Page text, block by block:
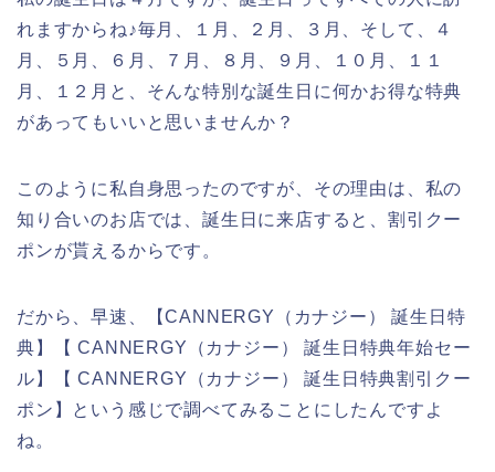
れますからね♪毎月、１月、２月、３月、そして、４
月、５月、６月、７月、８月、９月、１０月、１１
月、１２月と、そんな特別な誕生日に何かお得な特典
があってもいいと思いませんか？
このように私自身思ったのですが、その理由は、私の
知り合いのお店では、誕生日に来店すると、割引クー
ポンが貰えるからです。
だから、早速、【CANNERGY（カナジー） 誕生日特
典】【 CANNERGY（カナジー） 誕生日特典年始セー
ル】【 CANNERGY（カナジー） 誕生日特典割引クー
ポン】という感じで調べてみることにしたんですよ
ね。